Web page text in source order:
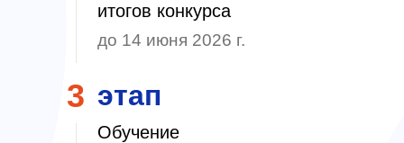
итогов конкурса
до 14 июня 2026 г.
Обучение
3 этап